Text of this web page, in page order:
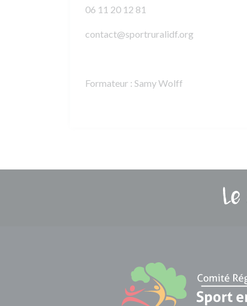
06 11 20 12 81
contact@sportruralidf.org
Formateur : Samy Wolff